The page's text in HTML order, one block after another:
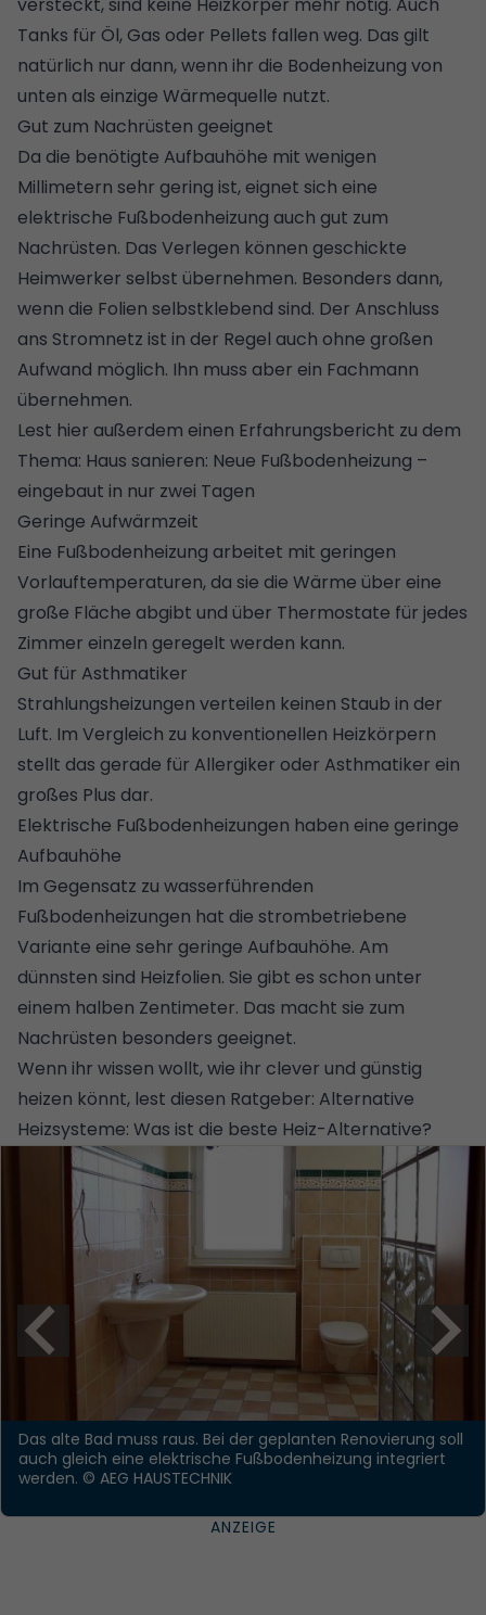
versteckt, sind keine Heizkörper mehr nötig. Auch
Tanks für Öl, Gas oder Pellets fallen weg. Das gilt
natürlich nur dann, wenn ihr die Bodenheizung von
unten als einzige Wärmequelle nutzt.
Gut zum Nachrüsten geeignet
Da die benötigte Aufbauhöhe mit wenigen
Millimetern sehr gering ist, eignet sich eine
elektrische Fußbodenheizung auch gut zum
Nachrüsten. Das Verlegen können geschickte
Heimwerker selbst übernehmen. Besonders dann,
wenn die Folien selbstklebend sind. Der Anschluss
ans Stromnetz ist in der Regel auch ohne großen
Aufwand möglich. Ihn muss aber ein Fachmann
übernehmen.
Lest hier außerdem einen Erfahrungsbericht zu dem
Thema: Haus sanieren: Neue Fußbodenheizung –
eingebaut in nur zwei Tagen
Geringe Aufwärmzeit
Eine Fußbodenheizung arbeitet mit geringen
Vorlauftemperaturen, da sie die Wärme über eine
große Fläche abgibt und über Thermostate für jedes
Zimmer einzeln geregelt werden kann.
Gut für Asthmatiker
Strahlungsheizungen verteilen keinen Staub in der
Luft. Im Vergleich zu konventionellen Heizkörpern
stellt das gerade für Allergiker oder Asthmatiker ein
großes Plus dar.
Elektrische Fußbodenheizungen haben eine geringe
Aufbauhöhe
Im Gegensatz zu wasserführenden
Fußbodenheizungen hat die strombetriebene
Variante eine sehr geringe Aufbauhöhe. Am
dünnsten sind Heizfolien. Sie gibt es schon unter
einem halben Zentimeter. Das macht sie zum
Nachrüsten besonders geeignet.
Wenn ihr wissen wollt, wie ihr clever und günstig
heizen könnt, lest diesen Ratgeber: Alternative
Heizsysteme: Was ist die beste Heiz-Alternative?
Das alte Bad muss raus. Bei der geplanten Renovierung soll
auch gleich eine elektrische Fußbodenheizung integriert
werden. © AEG HAUSTECHNIK